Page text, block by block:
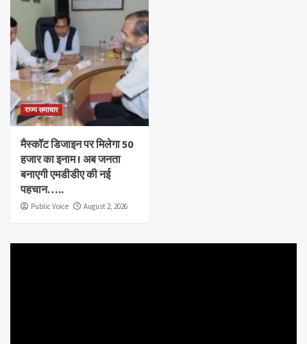
राज्य समाचार
मैस्कॉट डिजाइन पर मिलेगा 50
हजार का इनाम ! अब जनता
बनाएगी एमडीडीए की नई
पहचान…..
Public Voice August 2, 2026